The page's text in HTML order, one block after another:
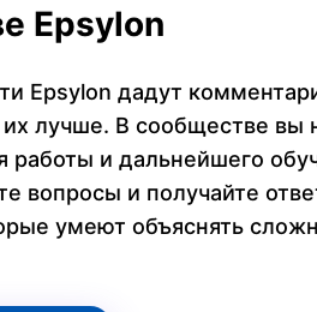
Epsylon
Epsylon дадут
их лучше. В сообществе вы
работы и дальнейшего
вопросы и получайте
умеют объяснять